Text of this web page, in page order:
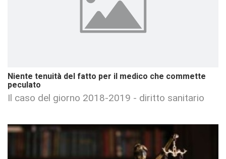
Niente tenuità del fatto per il medico che commette
peculato
Il caso del giorno 2018-2019 - diritto sanitario